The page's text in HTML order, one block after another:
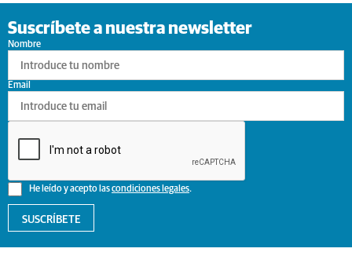
Suscríbete a nuestra newsletter
Nombre
He leído y acepto lascondiciones legales.
Email
SUSCRÍBETE